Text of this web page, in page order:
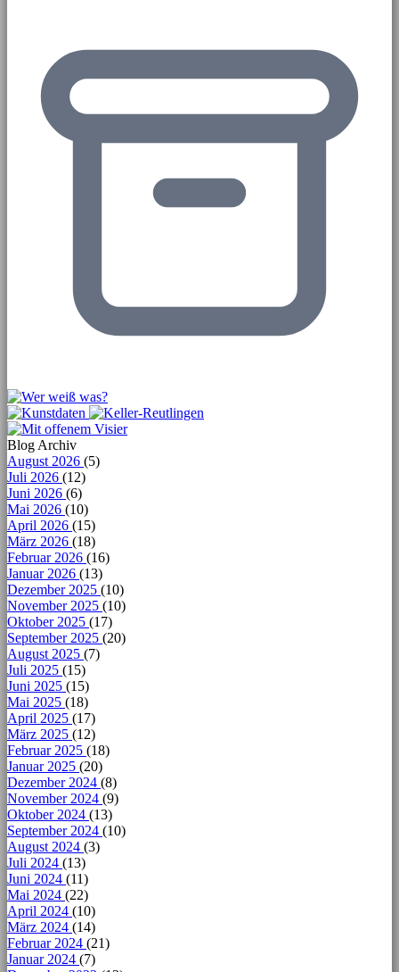
Blog Archiv
August 2026 (5)
Juli 2026 (12)
Juni 2026 (6)
Mai 2026 (10)
April 2026 (15)
März 2026 (18)
Februar 2026 (16)
Januar 2026 (13)
Dezember 2025 (10)
November 2025 (10)
Oktober 2025 (17)
September 2025 (20)
August 2025 (7)
Juli 2025 (15)
Juni 2025 (15)
Mai 2025 (18)
April 2025 (17)
März 2025 (12)
Februar 2025 (18)
Januar 2025 (20)
Dezember 2024 (8)
November 2024 (9)
Oktober 2024 (13)
September 2024 (10)
August 2024 (3)
Juli 2024 (13)
Juni 2024 (11)
Mai 2024 (22)
April 2024 (10)
März 2024 (14)
Februar 2024 (21)
Januar 2024 (7)